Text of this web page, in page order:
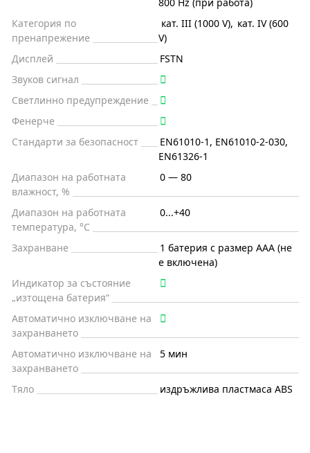
Категория по
пренапрежение
кат. III (1000 V), кат. IV (600
V)
Дисплей
FSTN
Звуков сигнал
Светлинно предупреждение
Фенерче
Стандарти за безопасност
EN61010-1, EN61010-2-030,
EN61326-1
Диапазон на работната
влажност, %
0 — 80
Диапазон на работната
температура, °C
0...+40
Захранване
1 батерия с размер ААА (не
е включена)
Индикатор за състояние
„изтощена батерия“
Автоматично изключване на
захранването
Автоматично изключване на
захранването
5 мин
Тяло издръжлива пластмаса ABS